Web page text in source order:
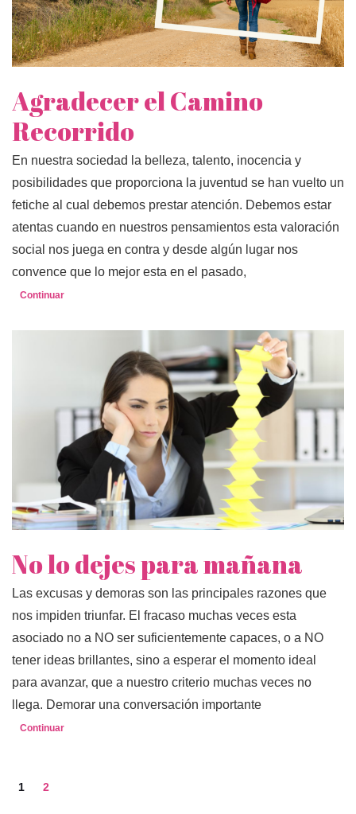
Agradecer el Camino
Recorrido
En nuestra sociedad la belleza, talento, inocencia y
posibilidades que proporciona la juventud se han vuelto un
fetiche al cual debemos prestar atención. Debemos estar
atentas cuando en nuestros pensamientos esta valoración
social nos juega en contra y desde algún lugar nos
convence que lo mejor esta en el pasado,
Continuar
No lo dejes para mañana
Las excusas y demoras son las principales razones que
nos impiden triunfar. El fracaso muchas veces esta
asociado no a NO ser suficientemente capaces, o a NO
tener ideas brillantes, sino a esperar el momento ideal
para avanzar, que a nuestro criterio muchas veces no
llega. Demorar una conversación importante
Continuar
1 2